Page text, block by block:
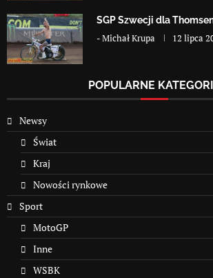
SGP Szwecji dla
-Michał Krupa 12 lipca
POPULARNE
Newsy
Świat
Kraj
Nowości rynkowe
Sport
MotoGP
Inne
WSBK